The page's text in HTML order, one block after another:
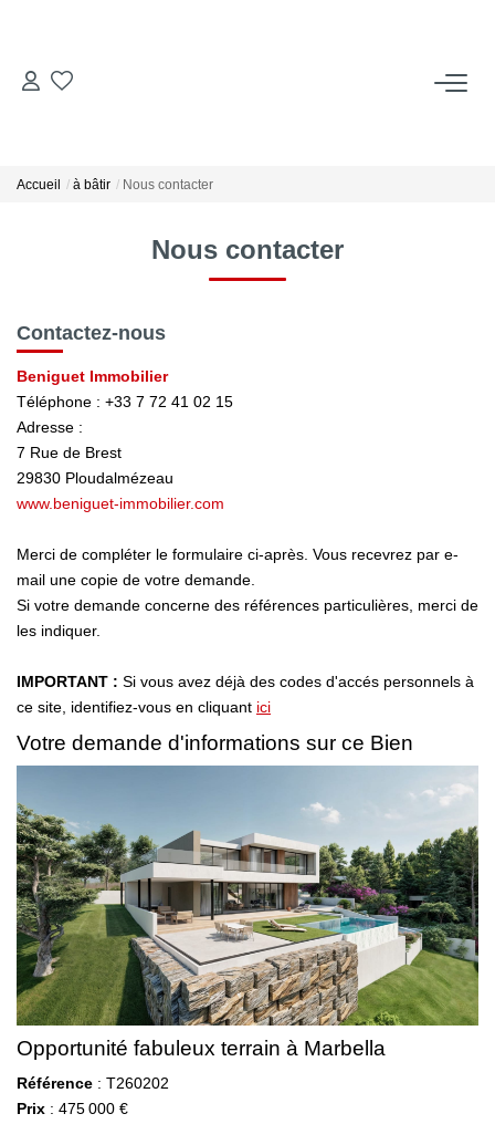
ACHETER
LOUER
NOTRE AGENCE
Qui Sommes Nous
Notre Philosophie
CONTACT
EN
Accueil à bâtir Nous contacter
Nous contacter
Contactez-nous
Beniguet Immobilier
Téléphone : +33 7 72 41 02 15
Adresse :
7 Rue de Brest
29830 Ploudalmézeau
www.beniguet-immobilier.com
Merci de compléter le formulaire ci-après. Vous recevrez par e-
mail une copie de votre demande.
Si votre demande concerne des références particulières, merci de
les indiquer.
IMPORTANT : Si vous avez déjà des codes d'accés personnels à
ce site, identifiez-vous en cliquant ici
Votre demande d'informations sur ce Bien
Opportunité fabuleux terrain à Marbella
Référence : T260202
Prix : 475 000 €